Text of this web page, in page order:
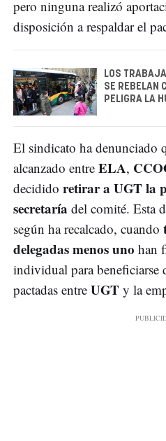
pero ninguna realizó
disposición a respaldar el
LOS
SE REBELAN
PELIGRA LA
El sindicato ha denunciado
alcanzado entre ELA,
decidido retirar a UGT la
secretaría del comité. Esta
según ha recalcado, cuando
delegadas menos uno han
individual para beneficiarse
pactadas entre UGT y la